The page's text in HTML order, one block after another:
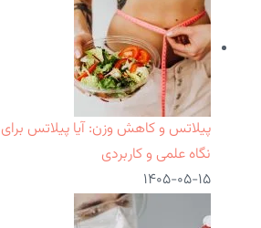
پیلاتس و کاهش وزن: آیا پیلاتس
نگاه علمی و کاربردی
۱۴۰۵-۰۵-۱۵